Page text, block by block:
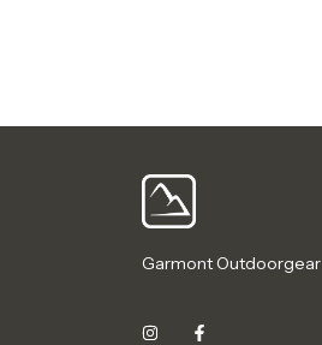
Garmont Outdoorgear